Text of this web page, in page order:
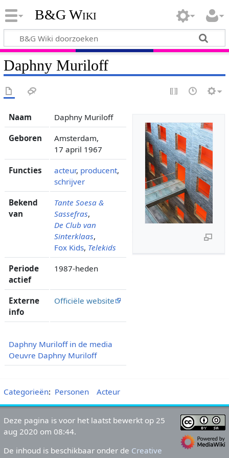
B&G Wiki
Daphny Muriloff
Naam Daphny Muriloff
Geboren
Amsterdam,
17 april 1967
Functies acteur, producent,
schrijver
Bekend
van
Tante Soesa &
Sassefras,
De Club van
Sinterklaas,
Fox Kids, Telekids
Periode
actief
1987-heden
Externe
info
Officiële website
Daphny Muriloff in de media
Oeuvre Daphny Muriloff
Categorieën: Personen Acteur
Deze pagina is voor het laatst bewerkt op 25
aug 2020 om 08:44.
De inhoud is beschikbaar onder de Creative